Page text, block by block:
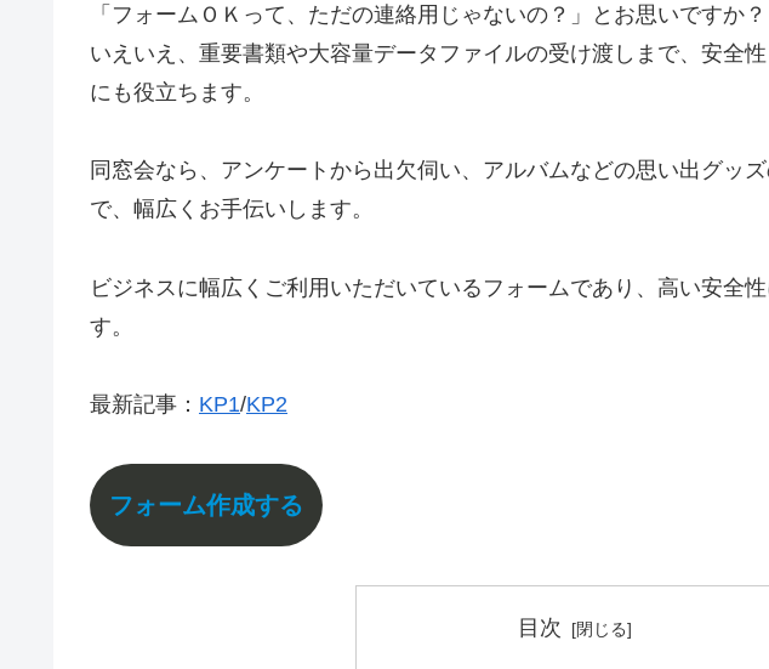
「フォームＯＫって、ただの連絡用じゃないの？」とお思いですか？
いえいえ、重要書類や大容量データファイルの受け渡しまで、安全
にも役立ちます。
同窓会なら、アンケートから出欠伺い、アルバムなどの思い出グッ
で、幅広くお手伝いします。
ビジネスに幅広くご利用いただいているフォームであり、高い安全
す。
最新記事： KP1/KP2
フォーム作成する
目次